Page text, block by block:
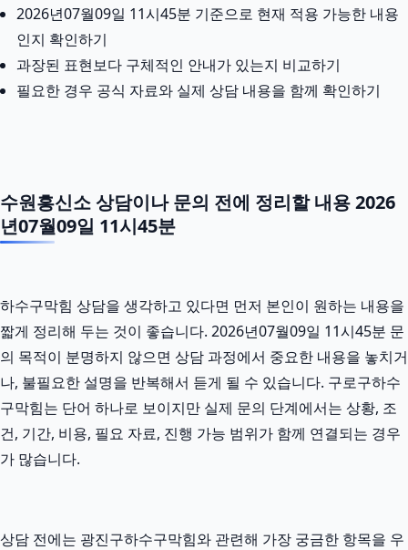
2026년07월09일 11시45분 기준으로 현재 적용 가능한 내용
인지 확인하기
과장된 표현보다 구체적인 안내가 있는지 비교하기
필요한 경우 공식 자료와 실제 상담 내용을 함께 확인하기
수원흥신소 상담이나 문의 전에 정리할 내용 2026
년07월09일 11시45분
하수구막힘 상담을 생각하고 있다면 먼저 본인이 원하는 내용을
짧게 정리해 두는 것이 좋습니다. 2026년07월09일 11시45분 문
의 목적이 분명하지 않으면 상담 과정에서 중요한 내용을 놓치거
나, 불필요한 설명을 반복해서 듣게 될 수 있습니다. 구로구하수
구막힘는 단어 하나로 보이지만 실제 문의 단계에서는 상황, 조
건, 기간, 비용, 필요 자료, 진행 가능 범위가 함께 연결되는 경우
가 많습니다.
상담 전에는 광진구하수구막힘와 관련해 가장 궁금한 항목을 우